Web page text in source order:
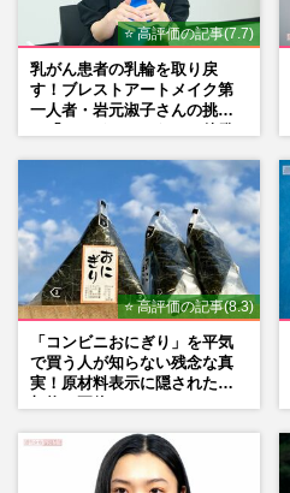
⭐ 高評価の記事(7.7)
乳がん患者の乳輪を取り戻
す！ブレストアートメイク第
一人者・岩元淑子さんの挑戦
⭐ 高評価の記事(8.3)
「コンビニおにぎり」を平気
で買う人が知らない残念な真
実！原材料表示に隠された添